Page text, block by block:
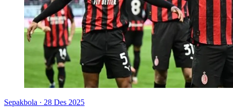
Sepakbola · 28 Des 2025